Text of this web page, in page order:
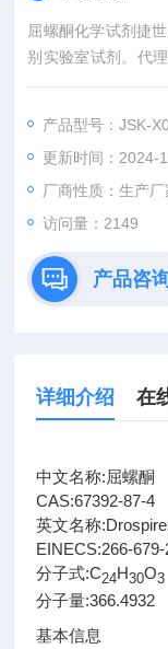
屈螺酮化学试剂捷
别实验室试剂。代
美国中草药
产品型号：JSK-
更新时间：2024-
厂商性质：生产厂
访问量：2149
产品咨询
详细介绍 在
中文名称:屈螺酮
CAS:67392-87-4
英文名称:
EINECS:266-679-
分子式:C24H30O3
分子量:366.4932
基本信息